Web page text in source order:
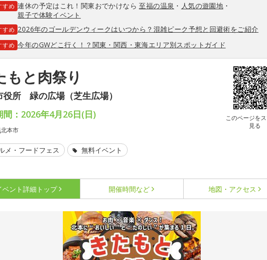
すめ 連休の予定はこれ！関東おでかけなら至福の温泉 ・ 人気の遊園地 ・
親子で体験イベント
すめ 2026年のゴールデンウィークはいつから？混雑ピーク予想と回避術をご紹介
すめ 今年のGWどこ行く！？関東・関西・東海エリア別スポットガイド
もと肉祭り
役所 緑の広場（芝生広場）
このページを
見る
間：2026年4月26日(日)
北本市
メ・フードフェス 無料イベント
ベント詳細 トップ 開催時間など 地図・アクセス